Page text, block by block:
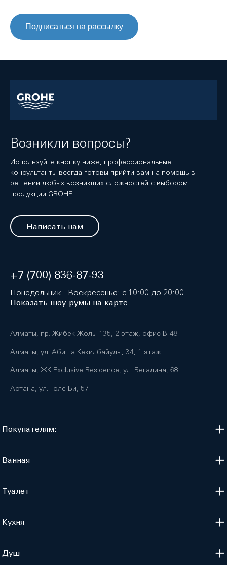
Подписаться на рассылку
Возникли вопросы?
Используйте кнопку ниже, профессиональные
консультанты всегда готовы прийти вам на помощь в
решении любых возникших сложностей с выбором
продукции GROHE
Написать нам
+7 (700) 836-87-93
Понедельник - Воскресенье: с 10:00 до 20:00
Показать шоу-румы на карте
Алматы, пр. Жибек Жолы 135, 2 этаж, офис B-48
Алматы, ул. Абиша Кекилбайулы, 34, 1 этаж
Алматы, ЖК Exclusive Residence, ул. Бегалина, 68
Астана, ул. Толе Би, 57
Покупателям:
Ванная
Туалет
Кухня
Душ